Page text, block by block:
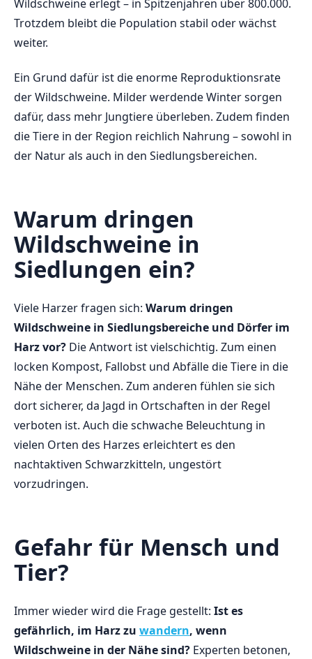
Wildschweine erlegt – in Spitzenjahren über 800.000.
Trotzdem bleibt die Population stabil oder wächst
weiter.
Ein Grund dafür ist die enorme Reproduktionsrate
der Wildschweine. Milder werdende Winter sorgen
dafür, dass mehr Jungtiere überleben. Zudem finden
die Tiere in der Region reichlich Nahrung – sowohl in
der Natur als auch in den Siedlungsbereichen.
Warum dringen
Wildschweine in
Siedlungen ein?
Viele Harzer fragen sich: Warum dringen
Wildschweine in Siedlungsbereiche und Dörfer im
Harz vor? Die Antwort ist vielschichtig. Zum einen
locken Kompost, Fallobst und Abfälle die Tiere in die
Nähe der Menschen. Zum anderen fühlen sie sich
dort sicherer, da Jagd in Ortschaften in der Regel
verboten ist. Auch die schwache Beleuchtung in
vielen Orten des Harzes erleichtert es den
nachtaktiven Schwarzkitteln, ungestört
vorzudringen.
Gefahr für Mensch und
Tier?
Immer wieder wird die Frage gestellt: Ist es
gefährlich, im Harz zu wandern, wenn
Wildschweine in der Nähe sind? Experten betonen,